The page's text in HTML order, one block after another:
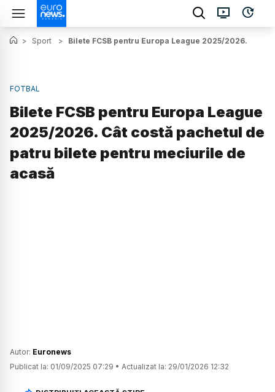
> Sport > Bilete FCSB pentru Europa League 2025/2026. Cât
FOTBAL
Bilete FCSB pentru Europa League
2025/2026. Cât costă pachetul de
patru bilete pentru meciurile de
acasă
Autor: Euronews
Publicat la: 01/09/2025 07:29 • Actualizat la: 29/01/2026 12:32